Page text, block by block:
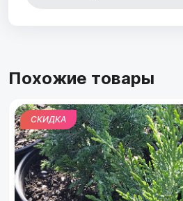
Похожие товары
СКИДКА